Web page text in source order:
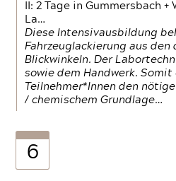
II: 2 Tage in Gummersbach
La…
Diese Intensivausbildung
Fahrzeuglackierung aus den
Blickwinkeln. Der
sowie dem Handwerk.
Teilnehmer*Innen den
/ chemischem Grundlage…
6